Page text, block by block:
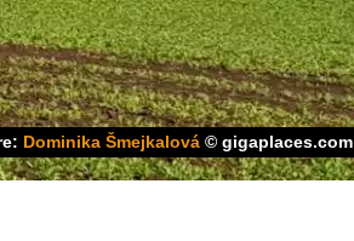
Dominika Šmejkalová © gigaplaces.com